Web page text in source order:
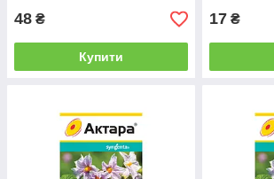
роботи і бездоганно знають
Від кращих виробників—
Завжди в наявності
— у
48 ₴
Купити
17 ₴